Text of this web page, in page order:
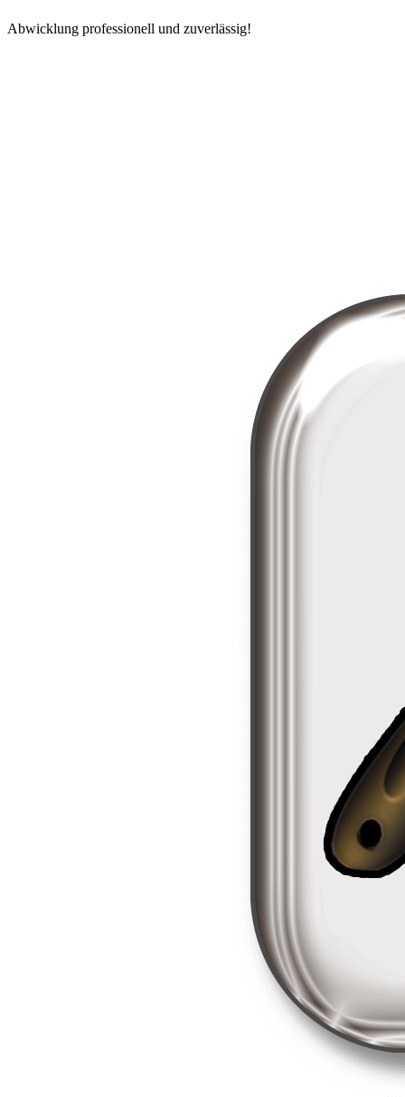
Abwicklung professionell und zuverlässig!